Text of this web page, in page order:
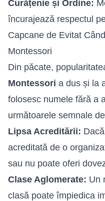
Curățenie și Ordine:
încurajează respectul
Capcane de Evitat
Montessori
Din păcate,
Montessori a dus și la
folosesc numele fără a
următoarele semnale
Lipsa Acreditării:
acreditată de o
sau nu poate oferi
Clase Aglomerate: Un
clasă poate împiedica